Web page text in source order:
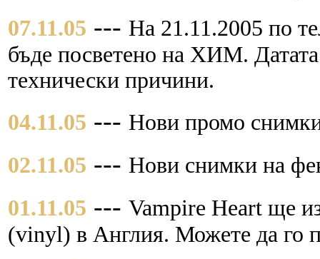
07.11.05 --- На 21.11.2005 по
бъде посветено на ХИМ.
технически причини.
04.11.05 --- Нови промо
02.11.05 --- Нови снимки на
01.11.05 --- Vampire Heart ще
(vinyl) в Англия. Можете да го